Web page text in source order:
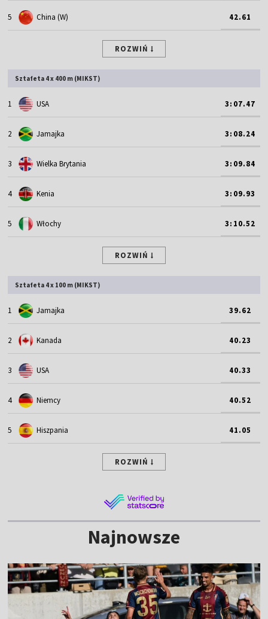
5 China (W) 42.61
ROZWIŃ
Sztafeta 4 x 400 m (MIKST)
1 USA 3:07.47
2 Jamajka 3:08.24
3 Wielka Brytania 3:09.84
4 Kenia 3:09.93
5 Włochy 3:10.52
ROZWIŃ
Sztafeta 4 x 100 m (MIKST)
1 Jamajka 39.62
2 Kanada 40.23
3 USA 40.33
4 Niemcy 40.52
5 Hiszpania 41.05
ROZWIŃ
Najnowsze